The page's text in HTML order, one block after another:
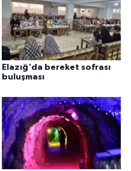
Elazığ'da bereket sofrası
buluşması